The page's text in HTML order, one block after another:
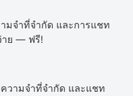
มจำที่จำกัด และการแชท
าย — ฟรี!
วามจำที่จำกัด และแชท